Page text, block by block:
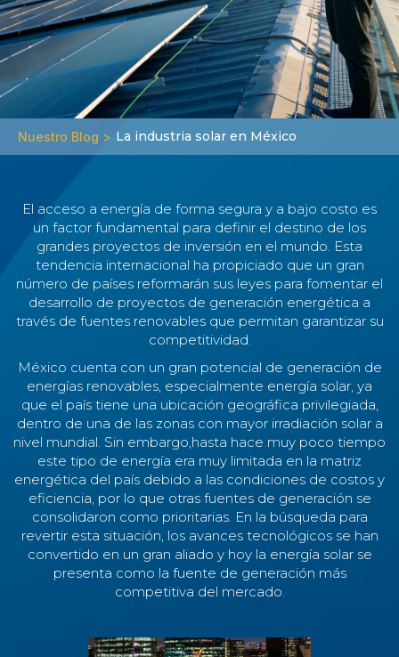
Nuestro Blog > La industria solar en México
El acceso a energía de forma segura y a bajo costo es
un factor fundamental para definir el destino de los
grandes proyectos de inversión en el mundo. Esta
tendencia internacional ha propiciado que un gran
número de países reformarán sus leyes para fomentar el
desarrollo de proyectos de generación energética a
través de fuentes renovables que permitan garantizar su
competitividad.
México cuenta con un gran potencial de generación de
energías renovables, especialmente energía solar, ya
que el país tiene una ubicación geográfica privilegiada,
dentro de una de las zonas con mayor irradiación solar a
nivel mundial. Sin embargo,hasta hace muy poco tiempo
este tipo de energía era muy limitada en la matriz
energética del país debido a las condiciones de costos y
eficiencia, por lo que otras fuentes de generación se
consolidaron como prioritarias. En la búsqueda para
revertir esta situación, los avances tecnológicos se han
convertido en un gran aliado y hoy la energía solar se
presenta como la fuente de generación más
competitiva del mercado.